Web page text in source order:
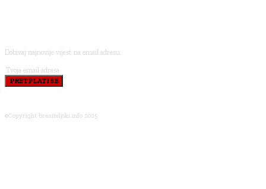
Dobivaj najnovije vijest na email adresu.
PRETPLATI SE
©Copyright braniteljski.info 2025